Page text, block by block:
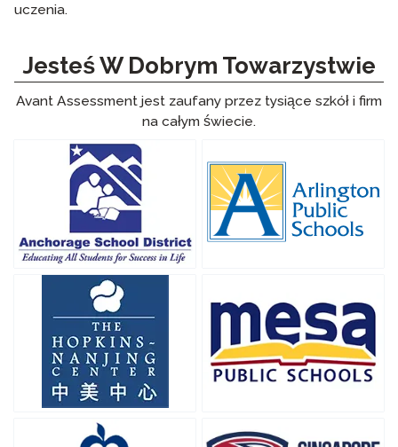
uczenia.
Jesteś W Dobrym Towarzystwie
Avant Assessment jest zaufany przez tysiące szkół i firm
na całym świecie.